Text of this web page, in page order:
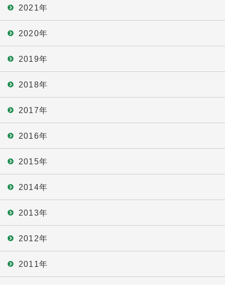
2021年
2020年
2019年
2018年
2017年
2016年
2015年
2014年
2013年
2012年
2011年